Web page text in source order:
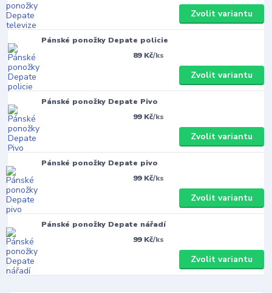
Zvolit variantu
Pánské ponožky Depate policie
89 Kč/ks
Zvolit variantu
Pánské ponožky Depate Pivo
99 Kč/ks
Zvolit variantu
Pánské ponožky Depate pivo
99 Kč/ks
Zvolit variantu
Pánské ponožky Depate nářadí
99 Kč/ks
Zvolit variantu